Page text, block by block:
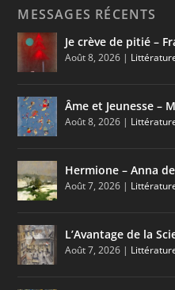
MESSAGES RÉCENTS
Je crève de pitié –
Août 8, 2026 |
Âme et Jeunesse –
Août 8, 2026 |
Hermione – Anna
Août 7, 2026 |
L’Avantage de la
Août 7, 2026 |